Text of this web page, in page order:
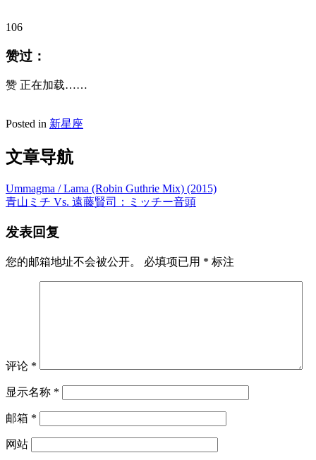
106
赞过：
赞 正在加载……
Posted in 新星座
文章导航
Ummagma / Lama (Robin Guthrie Mix) (2015)
青山ミチ Vs. 遠藤賢司：ミッチー音頭
发表回复
您的邮箱地址不会被公开。 必填项已用 * 标注
评论 *
显示名称 *
邮箱 *
网站